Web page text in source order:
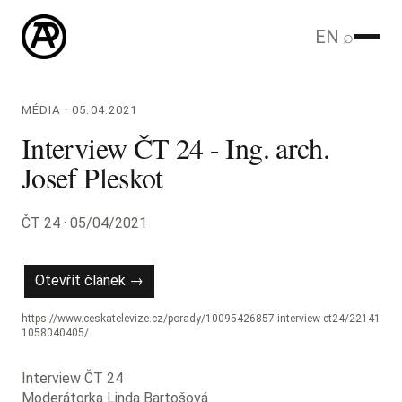
EN ⌕
MÉDIA · 05.04.2021
Interview ČT 24 - Ing. arch.
Josef Pleskot
ČT 24 · 05/04/2021
Otevřít článek →
https://www.ceskatelevize.cz/porady/10095426857-interview-ct24/22141
1058040405/
Interview ČT 24
Moderátorka Linda Bartošová